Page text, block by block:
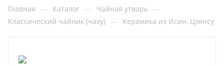
Главная — Каталог — Чайная утварь —
Классический чайник (чаху) — Керамика из Исин, Цзянсу